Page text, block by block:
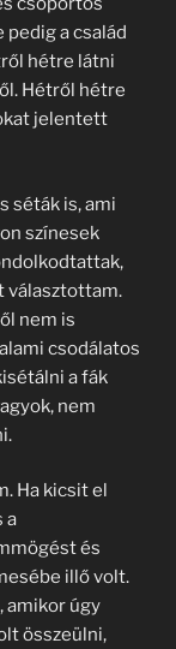
a család
hétre látni
Hétről hétre
jelentett
séták is, ami
színesek
választottam.
nem is
csodálatos
a fák
nem
Ha kicsit el
a
és
illő volt.
amikor úgy
összeülni,